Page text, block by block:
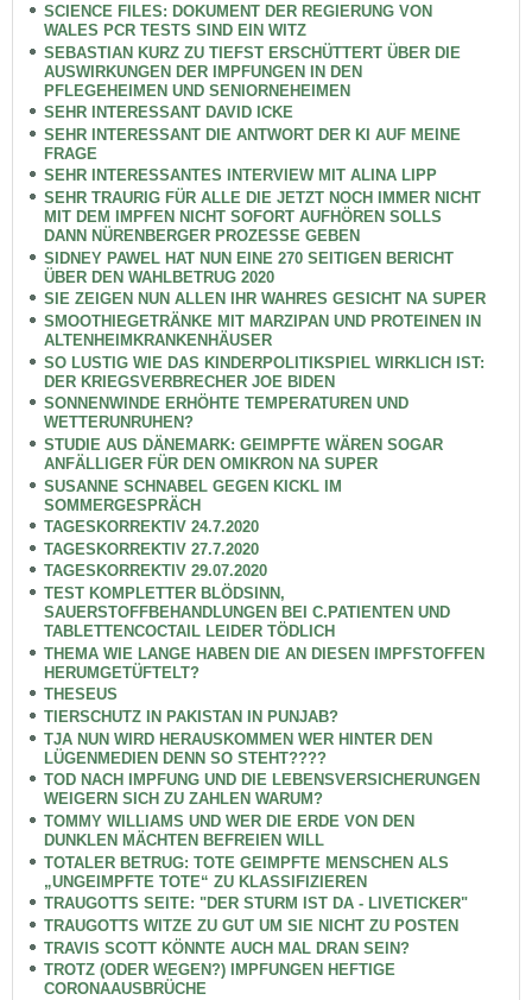
SCIENCE FILES: DOKUMENT DER REGIERUNG VON
WALES PCR TESTS SIND EIN WITZ
SEBASTIAN KURZ ZU TIEFST ERSCHÜTTERT ÜBER DIE
AUSWIRKUNGEN DER IMPFUNGEN IN DEN
PFLEGEHEIMEN UND SENIORNEHEIMEN
SEHR INTERESSANT DAVID ICKE
SEHR INTERESSANT DIE ANTWORT DER KI AUF MEINE
FRAGE
SEHR INTERESSANTES INTERVIEW MIT ALINA LIPP
SEHR TRAURIG FÜR ALLE DIE JETZT NOCH IMMER NICHT
MIT DEM IMPFEN NICHT SOFORT AUFHÖREN SOLLS
DANN NÜRENBERGER PROZESSE GEBEN
SIDNEY PAWEL HAT NUN EINE 270 SEITIGEN BERICHT
ÜBER DEN WAHLBETRUG 2020
SIE ZEIGEN NUN ALLEN IHR WAHRES GESICHT NA SUPER
SMOOTHIEGETRÄNKE MIT MARZIPAN UND PROTEINEN IN
ALTENHEIMKRANKENHÄUSER
SO LUSTIG WIE DAS KINDERPOLITIKSPIEL WIRKLICH IST:
DER KRIEGSVERBRECHER JOE BIDEN
SONNENWINDE ERHÖHTE TEMPERATUREN UND
WETTERUNRUHEN?
STUDIE AUS DÄNEMARK: GEIMPFTE WÄREN SOGAR
ANFÄLLIGER FÜR DEN OMIKRON NA SUPER
SUSANNE SCHNABEL GEGEN KICKL IM
SOMMERGESPRÄCH
TAGESKORREKTIV 24.7.2020
TAGESKORREKTIV 27.7.2020
TAGESKORREKTIV 29.07.2020
TEST KOMPLETTER BLÖDSINN,
SAUERSTOFFBEHANDLUNGEN BEI C.PATIENTEN UND
TABLETTENCOCTAIL LEIDER TÖDLICH
THEMA WIE LANGE HABEN DIE AN DIESEN IMPFSTOFFEN
HERUMGETÜFTELT?
THESEUS
TIERSCHUTZ IN PAKISTAN IN PUNJAB?
TJA NUN WIRD HERAUSKOMMEN WER HINTER DEN
LÜGENMEDIEN DENN SO STEHT????
TOD NACH IMPFUNG UND DIE LEBENSVERSICHERUNGEN
WEIGERN SICH ZU ZAHLEN WARUM?
TOMMY WILLIAMS UND WER DIE ERDE VON DEN
DUNKLEN MÄCHTEN BEFREIEN WILL
TOTALER BETRUG: TOTE GEIMPFTE MENSCHEN ALS
„UNGEIMPFTE TOTE“ ZU KLASSIFIZIEREN
TRAUGOTTS SEITE: "DER STURM IST DA - LIVETICKER"
TRAUGOTTS WITZE ZU GUT UM SIE NICHT ZU POSTEN
TRAVIS SCOTT KÖNNTE AUCH MAL DRAN SEIN?
TROTZ (ODER WEGEN?) IMPFUNGEN HEFTIGE
CORONAAUSBRÜCHE